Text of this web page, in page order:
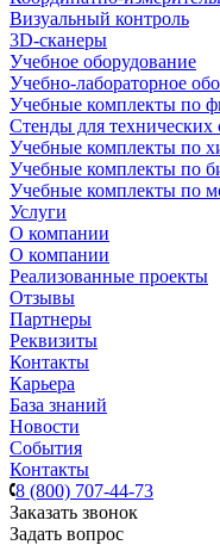
Визуальный контроль
3D-сканеры
Учебное оборудование
Учебно-лабораторное
Учебные комплекты по
Стенды для технических
Учебные комплекты по
Учебные комплекты по
Учебные комплекты по
Услуги
О компании
О компании
Реализованные проекты
Отзывы
Партнеры
Реквизиты
Контакты
Карьера
База знаний
Новости
События
Контакты
8 (800) 707-44-73
Заказать звонок
Задать вопрос